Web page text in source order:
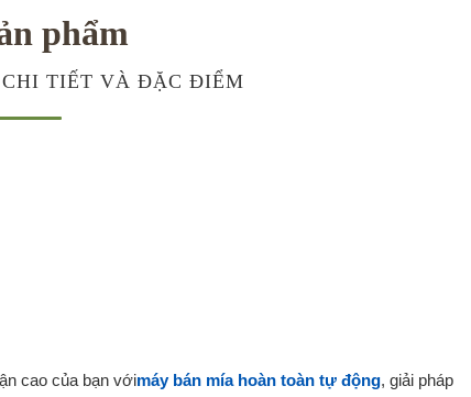
phẩm
TIẾT VÀ ĐẶC ĐIỂM
cao của bạn vớimáy bán mía hoàn toàn tự động, giải pháp